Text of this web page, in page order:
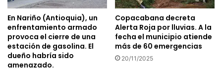
En Nariño (Antioquia), un
enfrentamiento armado
provoca el cierre de una
estación de gasolina. El
dueño habría sido
amenazado.
Copacabana decreta
Alerta Roja por lluvias. A la
fecha el municipio atiende
más de 60 emergencias
20/11/2025